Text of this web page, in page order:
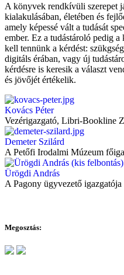
A könyvek rendkívüli szerepet
kialakulásában, életében és
amely képessé vált a tudását
ember. Ez a tudástároló pedig
kell tennünk a kérdést:
digitáls érában, vagy új
kérdésre is keresik a választ
és jövőjét értékelik.
Kovács Péter
Vezérigazgató, Libri-Bookline
Demeter Szilárd
A Petőfi Irodalmi Múzeum
Ürögdi András
A Pagony ügyvezető igazgatója
Megosztás: